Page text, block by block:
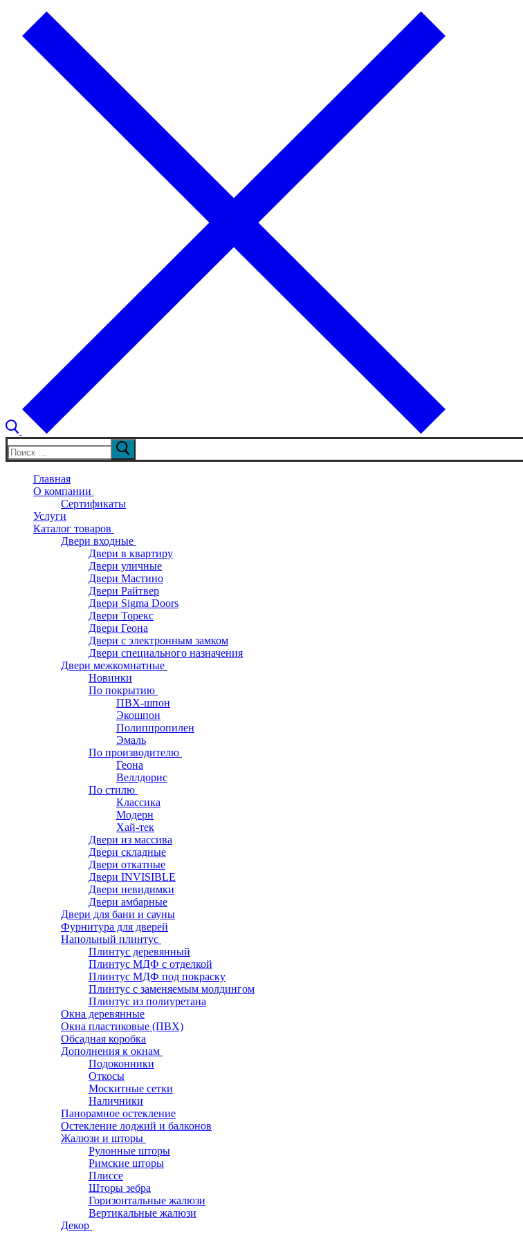
Искать:
Главная
О компании
Сертификаты
Услуги
Каталог товаров
Двери входные
Двери в квартиру
Двери уличные
Двери Мастино
Двери Райтвер
Двери Sigma Doors
Двери Торекс
Двери Геона
Двери с электронным замком
Двери специального назначения
Двери межкомнатные
Новинки
По покрытию
ПВХ-шпон
Экошпон
Полиппропилен
Эмаль
По производителю
Геона
Веллдорис
По стилю
Классика
Модерн
Хай-тек
Двери из массива
Двери складные
Двери откатные
Двери INVISIBLE
Двери невидимки
Двери амбарные
Двери для бани и сауны
Фурнитура для дверей
Напольный плинтус
Плинтус деревянный
Плинтус МДФ с отделкой
Плинтус МДФ под покраску
Плинтус с заменяемым молдингом
Плинтус из полиуретана
Окна деревянные
Окна пластиковые (ПВХ)
Обсадная коробка
Дополнения к окнам
Подоконники
Откосы
Москитные сетки
Наличники
Панорамное остекление
Остекление лоджий и балконов
Жалюзи и шторы
Рулонные шторы
Римские шторы
Плиссе
Шторы зебра
Горизонтальные жалюзи
Вертикальные жалюзи
Декор